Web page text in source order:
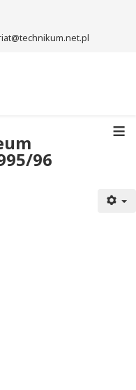
≡
96